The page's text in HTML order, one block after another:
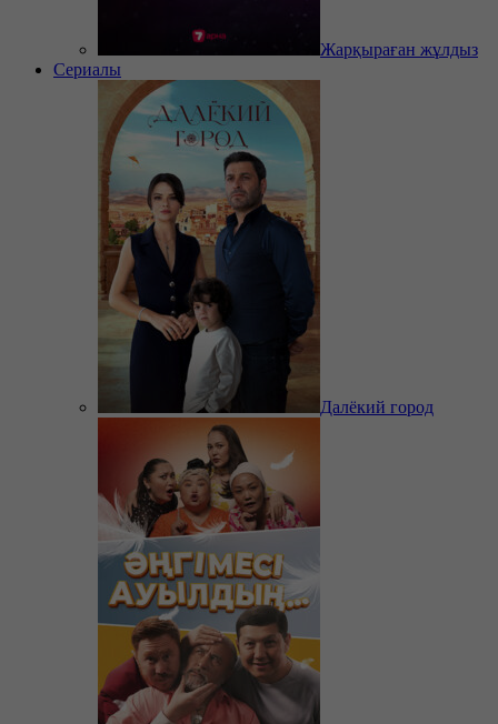
Жарқыраған жұлдыз
Сериалы
Далёкий город